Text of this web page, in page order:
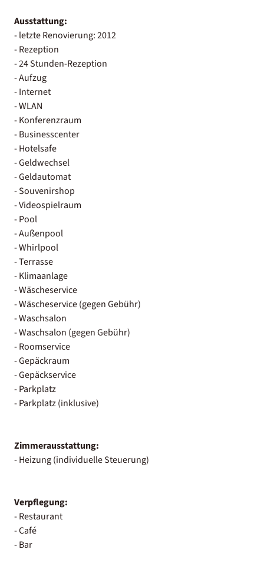
Ausstattung:
- letzte Renovierung: 2012
- Rezeption
- 24 Stunden-Rezeption
- Aufzug
- Internet
- WLAN
- Konferenzraum
- Businesscenter
- Hotelsafe
- Geldwechsel
- Geldautomat
- Souvenirshop
- Videospielraum
- Pool
- Außenpool
- Whirlpool
- Terrasse
- Klimaanlage
- Wäscheservice
- Wäscheservice (gegen Gebühr)
- Waschsalon
- Waschsalon (gegen Gebühr)
- Roomservice
- Gepäckraum
- Gepäckservice
- Parkplatz
- Parkplatz (inklusive)
Zimmerausstattung:
- Heizung (individuelle Steuerung)
Verpflegung:
- Restaurant
- Café
- Bar